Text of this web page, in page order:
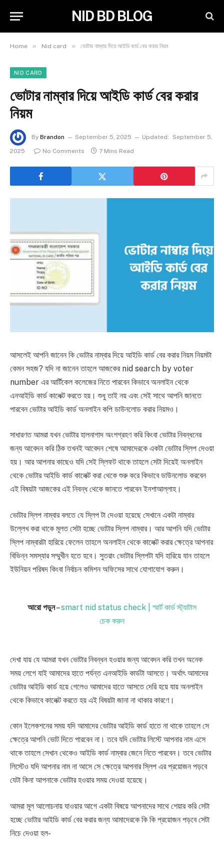
NID BD BLOG
Home » Nid card » ভোটার নাম্বার দিয়ে আইডি কার্ড বের করার নিয়ম
NID CARD
ভোটার নাম্বার দিয়ে আইডি কার্ড বের করার
নিয়ম
By Brandon September 5, 2025 Updated:
September 5,
2025
No Comments 7 Mins Read
আসলেই আপনি জানেন কি ভোটার নাম্বার দিয়ে আইডি কার্ড বের করার নিয়ম নিয়মটা
কেমন সহজ? যদি না জানেন তাহলে আজকের nid search by voter
number এর আর্টিকেল কলেজের নিতে পারবেন কিভাবে অনলাইন থেকে
এনআইডি কার্ড কালেক্ট করতে হয়। শুধু তাই নয় এবং সেই সাথে আপনি জানতে
পারবেন ভোটার আইডি কার্ড অনলাইন কপি ডাউনলোড করার নিয়মও।
সাধারণত আমরা যখন ভোটার হালনাগাদ অংশগ্রহণ করি কিংবা ভোটার নিবন্ধনের
জন্য আবেদন করি ঠিক তখনই আবেদন শেষে আমাদেরকে একটা ভোটার স্লিপ দেওয়া
হয়। আর আপনার কাছেও যদি সেই স্লিফট থাকে তাহলে সেটা দিয়েই অনলাইন
থেকে ভোটার আইডি কার্ড কালেক্ট করা থেকে শুরু করে কিভাবে ডাউনলোড করবেন
এই বিষয়টা আজকের এই নিবন্ধ থেকে জানতে পারবেন ইনশাআল্লাহ।
ভোটার স্লিপ নাম্বার বলতে যে স্লিপ টা দেওয়া হয়েছে সেখানে একটা নাম্বার
উল্লেখ করা থাকে মূলত সেটা হচ্ছে ভোটার স্লিপ নাম্বার। আর আপনি যদি ভোটার
স্লিপ নাম্বারটা হারিয়ে ফেলেন তাহলে অনলাইন থেকে কালেক্ট করার ক্ষেত্রে আপনার
বিভিন্ন সমস্যার সম্মুখীন হতে হবে। সুতরাং ভোটার স্লিপটা যদি হারিয়ে যান তাহলে
ইউনিয়ন পরিষদ কিংবা নির্বাচন কমিশন অফিসের সাথে যোগাযোগ করুন।
আরো পড়ুন–smart nid status check | স্মার্ট কার্ড স্ট্যাটাস
চেক করুন
দেখা যায় যে আমরা যখন ভোটার নিবন্ধন হওয়ার জন্য আবেদন করি তখন অনেক
সময় লেগে যাই আমাদের হাতে পর্যন্ত এনআইডি কার্ডটা আসতে। অর্থাৎ আমাদের
ভোটার আইডি কার্ড হয়ে গেলেও আমাদের হাতে আসতে দেরি হয়ে যায় অনলাইন
থেকে কিভাবে কালেক্ট করতে হয় এই বিষয়টা জানা না থাকার কারণে।
কোন ইলেকশনের সময় যদি আমাদের ভোটার আইডি কার্ড হাতে না থাকে তাহলে সে
ক্ষেত্রে আপনি ভোট দিতে পারবেন না। তবে যদি ভোটার লিস্টে আপনার নাম এসে
থাকে তাহলে সেখান থেকেও আইডি কার্ড নাম্বার জেনে নিতে পারবেন। তবে ভোটার
লিস্টেও যদি আপনার নাম না আসে সে ক্ষেত্রে আপনার স্লিপ এর প্রয়োজন পড়বে
যেটা কিনা আপনাকে ভোটার হওয়ার সময় দেওয়া হয়েছে।
আমরা মূল আলোচনায় যাওয়ার আগে একটা বিষয়ে আপনাদের সাথে শেয়ার করি সেটা
হচ্ছে ভোটার আইডি কার্ড বের করার জন্য আমাদেরকে কি কি প্রয়োজন পড়বে সেটা
নিচে দেওয়া হল-